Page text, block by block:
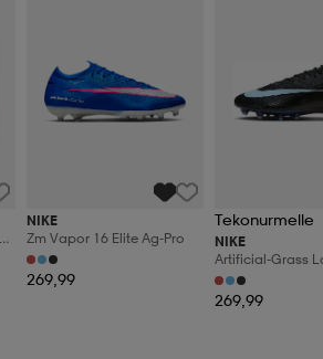
NIKE
Zm Vapor 16 Elite Ag-Pro
269,99
Tekonurmelle
NIKE
Artificial-Grass
Football Boot
Vapor 16 Elite
269,99